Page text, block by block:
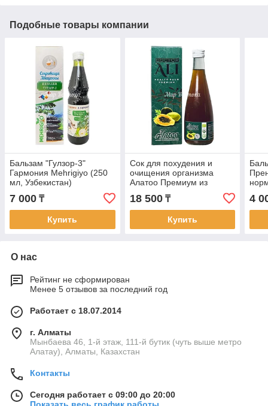
Подобные товары компании
Бальзам "Гулзор-3"
Гармония Mehrigiyo (250
мл, Узбекистан)
7 000 ₸
Купить
Сок для похудения и
очищения организма
Алатоо Премиум из
отборного горького арбуза
и папайи Doctor Ali Alatoo
18 500₸
Купить
4
О нас
Рейтинг не сформирован
Менее 5 отзывов за последний год
Работает с 18.07.2014
г. Алматы
Мынбаева 46, 1-й этаж, 111-й бутик (чуть выше метро
Алатау), Алматы, Казахстан
Контакты
Сегодня работает с 09:00 до 20:00